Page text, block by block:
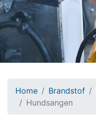
Home Brandstof
Hundsangen